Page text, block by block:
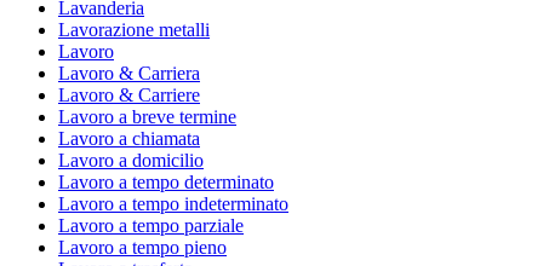
Lavanderia
Lavorazione metalli
Lavoro
Lavoro & Carriera
Lavoro & Carriere
Lavoro a breve termine
Lavoro a chiamata
Lavoro a domicilio
Lavoro a tempo determinato
Lavoro a tempo indeterminato
Lavoro a tempo parziale
Lavoro a tempo pieno